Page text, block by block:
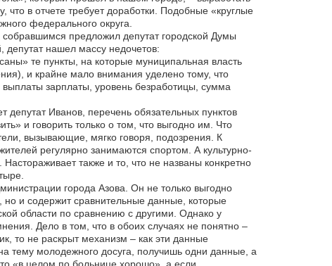
что в отчете требует доработки. Подобные «круглые
федерального округа.
предложил депутат городской Думы
нашел массу недочетов:
те пункты, на которые муниципальная власть
и крайне мало внимания уделено тому, что
зарплаты, уровень безработицы, сумма
депутат Иванов, перечень обязательных пунктов
и говорить только о том, что выгодно им. Что
вызывающие, мягко говоря, подозрения. К
регулярно занимаются спортом. А культурно-
также и то, что не названы конкретно
города Азова. Он не только выгодно
и содержит сравнительные данные, которые
области по сравнению с другими. Однако у
Дело в том, что в обоих случаях не понятно –
то не раскрыт механизм – как эти данные
тему молодежного досуга, получишь одни данные, а